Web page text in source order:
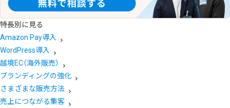
特長別に見る
Amazon Pay導入
WordPress導入
越境EC（海外販売）
ブランディングの強化
さまざまな販売方法
売上につながる集客